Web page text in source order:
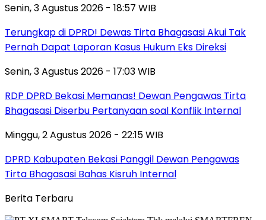
Senin, 3 Agustus 2026 - 18:57 WIB
Terungkap di DPRD! Dewas Tirta Bhagasasi Akui Tak
Pernah Dapat Laporan Kasus Hukum Eks Direksi
Senin, 3 Agustus 2026 - 17:03 WIB
RDP DPRD Bekasi Memanas! Dewan Pengawas Tirta
Bhagasasi Diserbu Pertanyaan soal Konflik Internal
Minggu, 2 Agustus 2026 - 22:15 WIB
DPRD Kabupaten Bekasi Panggil Dewan Pengawas
Tirta Bhagasasi Bahas Kisruh Internal
Berita Terbaru